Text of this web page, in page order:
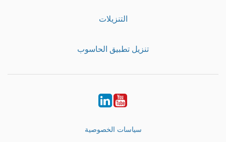
التنزيلات
تنزيل تطبيق الحاسوب
Youtube
LinkedIn
سياسات الخصوصية